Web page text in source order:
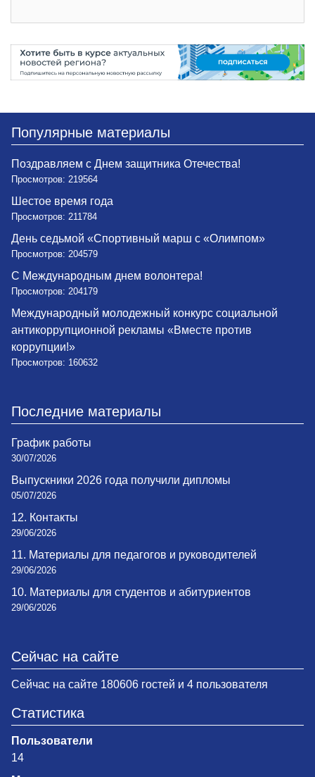
Популярные материалы
Поздравляем с Днем защитника Отечества!
Просмотров: 219564
Шестое время года
Просмотров: 211784
День седьмой «Спортивный марш с «Олимпом»
Просмотров: 204579
С Международным днем волонтера!
Просмотров: 204179
Международный молодежный конкурс социальной
антикоррупционной рекламы «Вместе против
коррупции!»
Просмотров: 160632
Последние материалы
График работы
30/07/2026
Выпускники 2026 года получили дипломы
05/07/2026
12. Контакты
29/06/2026
11. Материалы для педагогов и руководителей
29/06/2026
10. Материалы для студентов и абитуриентов
29/06/2026
Сейчас на сайте
Сейчас на сайте 180606 гостей и 4 пользователя
Статистика
Пользователи
14